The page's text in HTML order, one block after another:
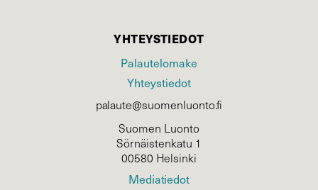
YHTEYSTIEDOT
Palautelomake
Yhteystiedot
palaute@suomenluonto.fi
Suomen Luonto
Sörnäistenkatu 1
00580 Helsinki
Mediatiedot